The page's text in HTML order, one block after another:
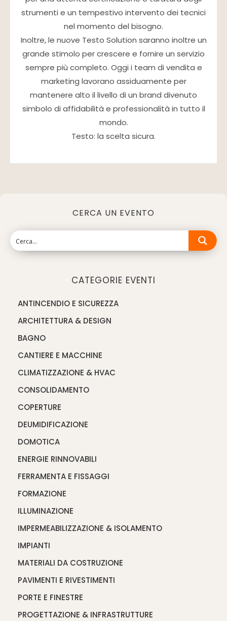
strumenti e un tempestivo intervento dei tecnici
nel momento del bisogno.
Inoltre, le nuove Testo Solution saranno inoltre un
grande stimolo per crescere e fornire un servizio
sempre più completo. Oggi i team di vendita e
marketing lavorano assiduamente per
mantenere alto il livello di un brand divenuto
simbolo di affidabilità e professionalità in tutto il
mondo.
Testo: la scelta sicura.
CERCA UN EVENTO
CATEGORIE EVENTI
ANTINCENDIO E SICUREZZA
ARCHITETTURA & DESIGN
BAGNO
CANTIERE E MACCHINE
CLIMATIZZAZIONE & HVAC
CONSOLIDAMENTO
COPERTURE
DEUMIDIFICAZIONE
DOMOTICA
ENERGIE RINNOVABILI
FERRAMENTA E FISSAGGI
FORMAZIONE
ILLUMINAZIONE
IMPERMEABILIZZAZIONE & ISOLAMENTO
IMPIANTI
MATERIALI DA COSTRUZIONE
PAVIMENTI E RIVESTIMENTI
PORTE E FINESTRE
PROGETTAZIONE & INFRASTRUTTURE